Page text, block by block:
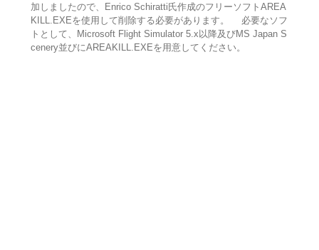
加しましたので、Enrico Schiratti氏作成のフリーソフトAREA
KILL.EXEを使用して削除する必要があります。 必要なソフ
トとして、Microsoft Flight Simulator 5.x以降及びMS Japan S
cenery並びにAREAKILL.EXEを用意してください。